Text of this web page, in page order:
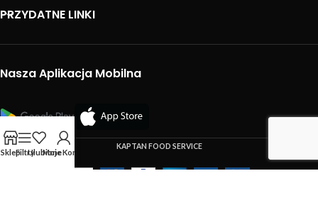
PRZYDATNE LINKI
Nasza Aplikacja Mobilna
KAPTAN FOOD SERVICE
SklepFiltryUlubione
Moje Konto